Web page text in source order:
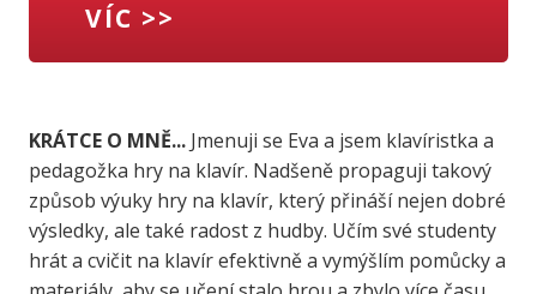
VÍC >>
KRÁTCE O MNĚ...Jmenuji se Eva a jsem klavíristka a
pedagožka hry na klavír. Nadšeně propaguji takový
způsob výuky hry na klavír, který přináší nejen dobré
výsledky, ale také radost z hudby. Učím své studenty
hrát a cvičit na klavír efektivně a vymýšlím pomůcky a